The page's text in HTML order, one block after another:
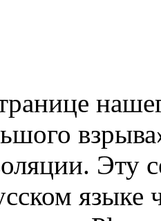
Эту
языке